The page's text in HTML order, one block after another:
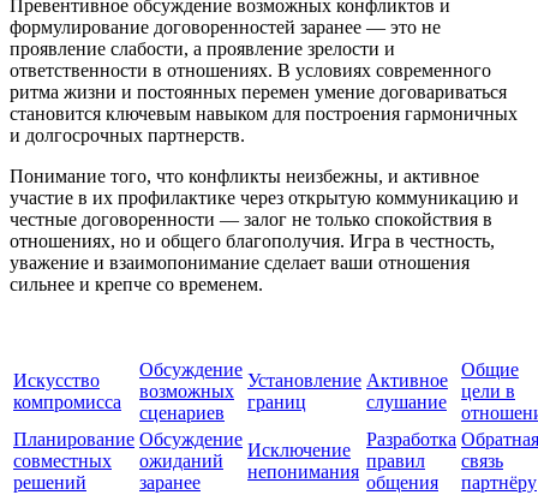
Превентивное обсуждение возможных конфликтов и
формулирование договоренностей заранее — это не
проявление слабости, а проявление зрелости и
ответственности в отношениях. В условиях современного
ритма жизни и постоянных перемен умение договариваться
становится ключевым навыком для построения гармоничных
и долгосрочных партнерств.
Понимание того, что конфликты неизбежны, и активное
участие в их профилактике через открытую коммуникацию и
честные договоренности — залог не только спокойствия в
отношениях, но и общего благополучия. Игра в честность,
уважение и взаимопонимание сделает ваши отношения
сильнее и крепче со временем.
Искусство
компромисса
Обсуждение
возможных
сценариев
Установление
границ
Активное
слушание
Общие
цели в
Планирование
совместных
решений
Обсуждение
ожиданий
заранее
Исключение
непонимания
Разработка
правил
общения
Обратная
связь
партнёру